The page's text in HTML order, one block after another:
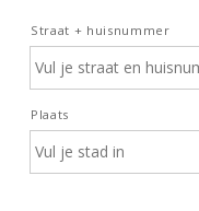
Straat + huisnummer
Plaats